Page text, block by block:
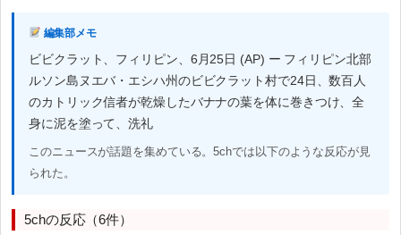
編集部メモ
ビビクラット、フィリピン、6月25日 (AP) ー フィリピン北部
ルソン島ヌエバ・エシハ州のビビクラット村で24日、数百人
のカトリック信者が乾燥したバナナの葉を体に巻きつけ、全
身に泥を塗って、洗礼
このニュースが話題を集めている。5chでは以下のような反応が見
られた。
5chの反応（6件）